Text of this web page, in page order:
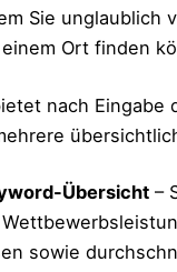
Sie unglaublich
Ort finden
nach Eingabe
Übersicht –
sowie